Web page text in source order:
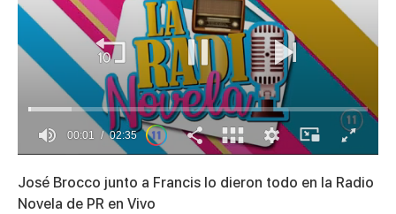
of
2
minutes,
00:01 02:35
José Brocco junto a Francis lo dieron todo en la Radio
Novela de PR en Vivo